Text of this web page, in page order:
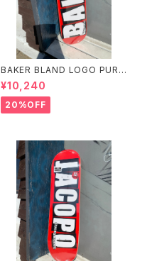
BAKER BLAND LOGO PURP
LE DECK 8.0 ベイカー ブラ
ンド ロゴ パープル デッ
キ 8インチ スケートボード ス
ケボー
¥10,240
20%OFF